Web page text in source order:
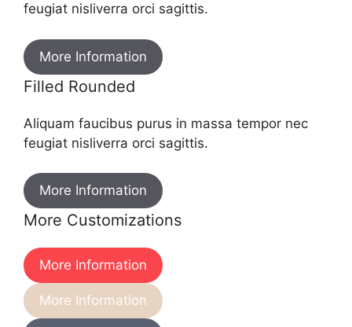
feugiat nisliverra orci sagittis.
More Information
Filled Rounded
Aliquam faucibus purus in massa tempor nec
feugiat nisliverra orci sagittis.
More Information
More Customizations
More Information
More Information